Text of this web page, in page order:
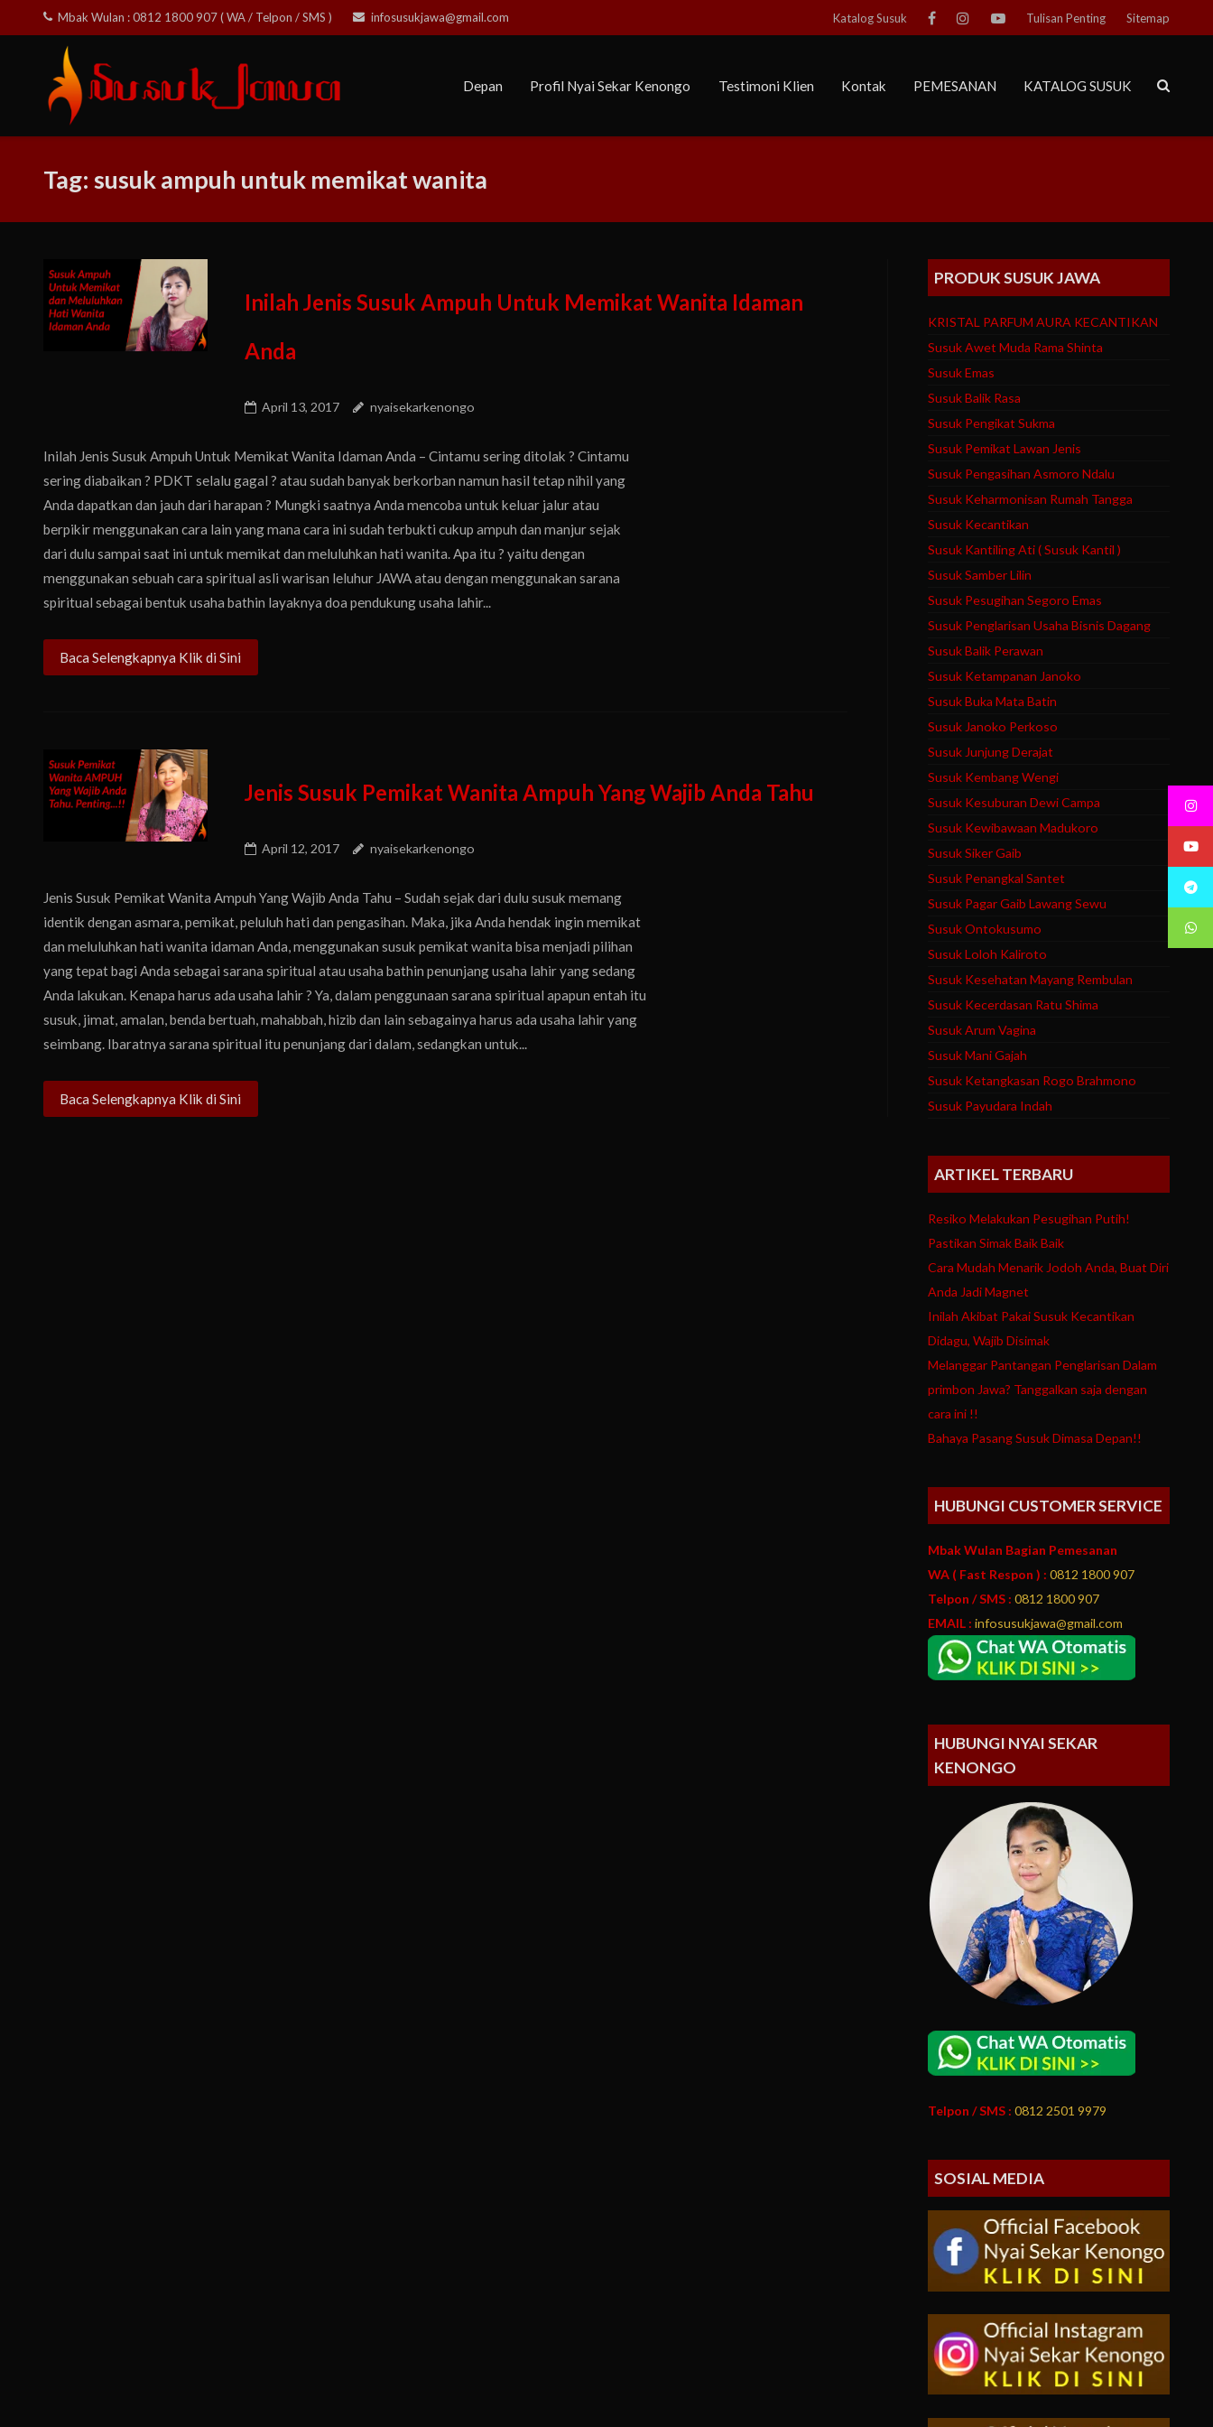
to
Mbak Wulan : 0812 1800 907 ( WA / Telpon / SMS ) infosusukjawa@gmail.com Katalog Susuk Tulisan Penting Sitemap
Depan Profil Nyai Sekar Kenongo Testimoni Klien Kontak PEMESANAN KATALOG SUSUK
Tag: susuk ampuh untuk memikat wanita
Inilah Jenis Susuk Ampuh Untuk Memikat Wanita Idaman
Anda
April 13, 2017 nyaisekarkenongo
Inilah Jenis Susuk Ampuh Untuk Memikat Wanita Idaman Anda – Cintamu sering ditolak ? Cintamu
sering diabaikan ? PDKT selalu gagal ? atau sudah banyak berkorban namun hasil tetap nihil yang
Anda dapatkan dan jauh dari harapan ? Mungki saatnya Anda mencoba untuk keluar jalur atau
berpikir menggunakan cara lain yang mana cara ini sudah terbukti cukup ampuh dan manjur sejak
dari dulu sampai saat ini untuk memikat dan meluluhkan hati wanita. Apa itu ? yaitu dengan
menggunakan sebuah cara spiritual asli warisan leluhur JAWA atau dengan menggunakan sarana
spiritual sebagai bentuk usaha bathin layaknya doa pendukung usaha lahir...
Baca Selengkapnya Klik di Sini
Jenis Susuk Pemikat Wanita Ampuh Yang Wajib Anda Tahu
April 12, 2017 nyaisekarkenongo
Jenis Susuk Pemikat Wanita Ampuh Yang Wajib Anda Tahu – Sudah sejak dari dulu susuk memang
identik dengan asmara, pemikat, peluluh hati dan pengasihan. Maka, jika Anda hendak ingin memikat
dan meluluhkan hati wanita idaman Anda, menggunakan susuk pemikat wanita bisa menjadi pilihan
yang tepat bagi Anda sebagai sarana spiritual atau usaha bathin penunjang usaha lahir yang sedang
Anda lakukan. Kenapa harus ada usaha lahir ? Ya, dalam penggunaan sarana spiritual apapun entah itu
susuk, jimat, amalan, benda bertuah, mahabbah, hizib dan lain sebagainya harus ada usaha lahir yang
seimbang. Ibaratnya sarana spiritual itu penunjang dari dalam, sedangkan untuk...
Baca Selengkapnya Klik di Sini
PRODUK SUSUK JAWA
KRISTAL PARFUM AURA KECANTIKAN
Susuk Awet Muda Rama Shinta
Susuk Emas
Susuk Balik Rasa
Susuk Pengikat Sukma
Susuk Pemikat Lawan Jenis
Susuk Pengasihan Asmoro Ndalu
Susuk Keharmonisan Rumah Tangga
Susuk Kecantikan
Susuk Kantiling Ati ( Susuk Kantil )
Susuk Samber Lilin
Susuk Pesugihan Segoro Emas
Susuk Penglarisan Usaha Bisnis Dagang
Susuk Balik Perawan
Susuk Ketampanan Janoko
Susuk Buka Mata Batin
Susuk Janoko Perkoso
Susuk Junjung Derajat
Susuk Kembang Wengi
Susuk Kesuburan Dewi Campa
Susuk Kewibawaan Madukoro
Susuk Siker Gaib
Susuk Penangkal Santet
Susuk Pagar Gaib Lawang Sewu
Susuk Ontokusumo
Susuk Loloh Kaliroto
Susuk Kesehatan Mayang Rembulan
Susuk Kecerdasan Ratu Shima
Susuk Arum Vagina
Susuk Mani Gajah
Susuk Ketangkasan Rogo Brahmono
Susuk Payudara Indah
ARTIKEL TERBARU
Resiko Melakukan Pesugihan Putih!
Pastikan Simak Baik Baik
Cara Mudah Menarik Jodoh Anda, Buat Diri
Anda Jadi Magnet
Inilah Akibat Pakai Susuk Kecantikan
Didagu, Wajib Disimak
Melanggar Pantangan Penglarisan Dalam
primbon Jawa? Tanggalkan saja dengan
cara ini !!
Bahaya Pasang Susuk Dimasa Depan!!
HUBUNGI CUSTOMER SERVICE
Mbak Wulan Bagian Pemesanan
WA ( Fast Respon ) : 0812 1800 907
Telpon / SMS : 0812 1800 907
EMAIL : infosusukjawa@gmail.com
HUBUNGI NYAI SEKAR
KENONGO
Telpon / SMS : 0812 2501 9979
SOSIAL MEDIA